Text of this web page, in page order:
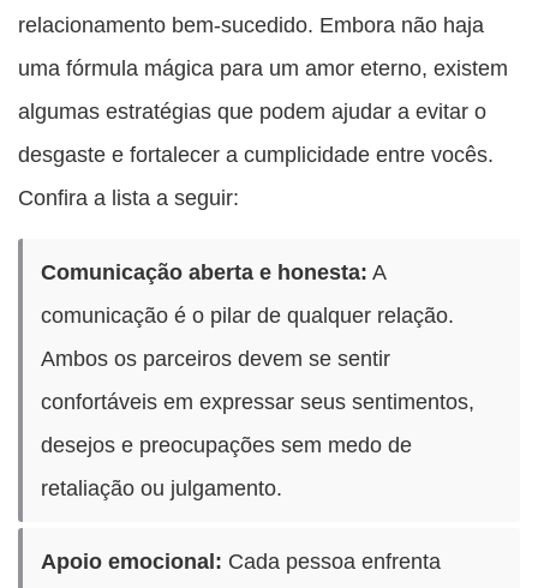
relacionamento bem-sucedido. Embora não haja
uma fórmula mágica para um amor eterno, existem
algumas estratégias que podem ajudar a evitar o
desgaste e fortalecer a cumplicidade entre vocês.
Confira a lista a seguir:
Comunicação aberta e honesta: A
comunicação é o pilar de qualquer relação.
Ambos os parceiros devem se sentir
confortáveis em expressar seus sentimentos,
desejos e preocupações sem medo de
retaliação ou julgamento.
Apoio emocional: Cada pessoa enfrenta